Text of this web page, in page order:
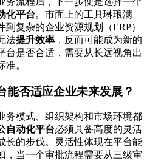
化平台。市面上的工具琳琅满
复杂的企业资源规划（ERP）
法提升效率 ，反而可能成为新的
台是否合适，需要从长远视角出
。
能否适应企业未来发展？
务模式、组织架构和市场环境都
自动化平台必须具备高度的灵活
长的步伐。灵活性体现在平台能
，当一个审批流程需要从三级审